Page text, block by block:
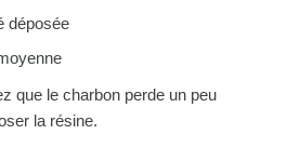
déposée
que le charbon perde un peu
la résine.